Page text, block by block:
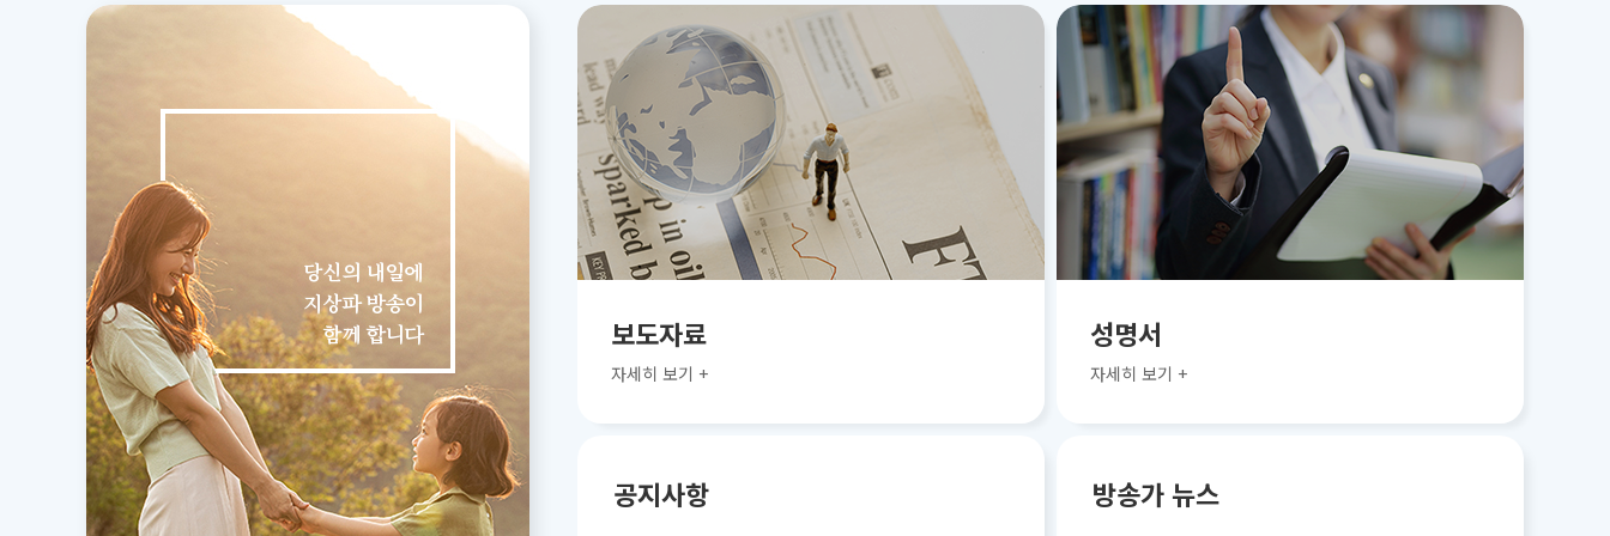
보도자료
자세히 보기 +
성명서
자세히 보기 +
공지사항 방송가 뉴스